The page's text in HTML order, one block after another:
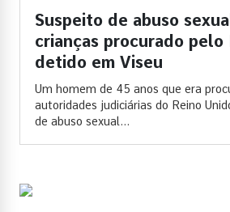
Suspeito de abuso
crianças procurado pelo
detido em Viseu
Um homem de 45 anos que era
autoridades judiciárias do Reino
de abuso sexual...